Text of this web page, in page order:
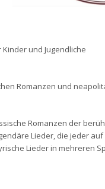
und Jugendliche
Romanzen und
Romanzen der
Lieder, die jeder
Lieder in mehreren